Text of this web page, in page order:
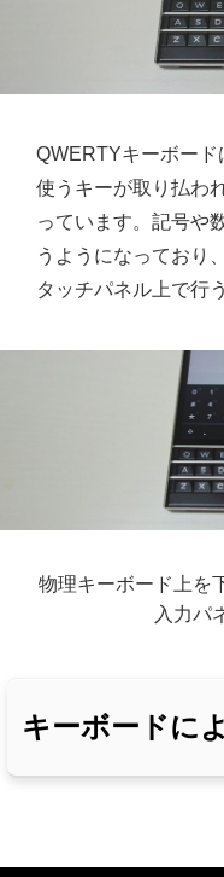
QWERTYキーボード
使うキーが取り払わ
っています。記号や
うようになっており
タッチパネル上で行
物理キーボード上を
入力パ
キーボードに